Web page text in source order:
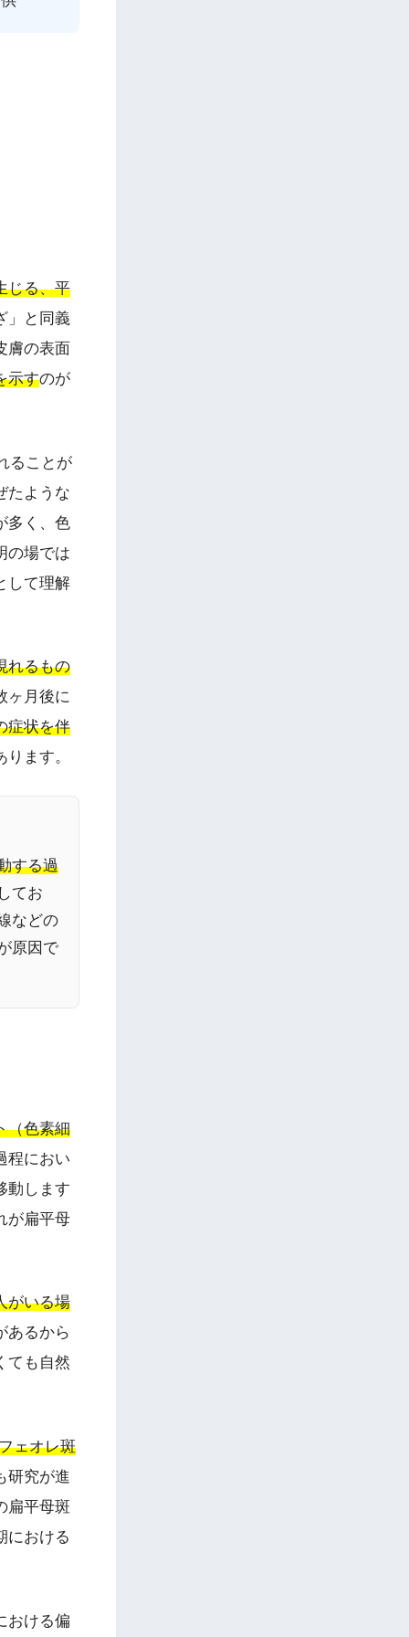
じる、平
」と同義
膚の表面
示すのが
ることが
たような
多く、色
の場では
して理解
れるもの
ヶ月後に
症状を伴
ます。
する過
てお
などの
原因で
（色素細
程におい
動します
が扁平母
がいる場
あるから
ても自然
ェオレ斑
研究が進
扁平母斑
における
おける偏